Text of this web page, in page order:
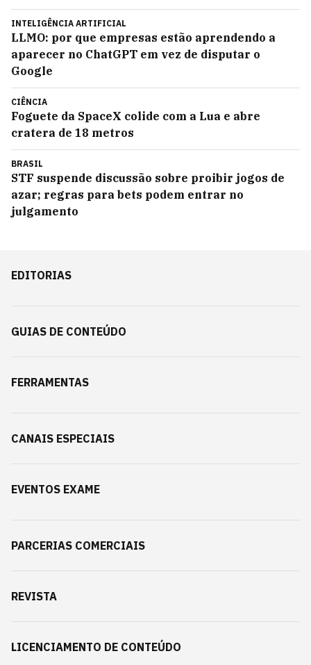
INTELIGÊNCIA ARTIFICIAL
LLMO: por que empresas estão aprendendo a
aparecer no ChatGPT em vez de disputar o
Google
CIÊNCIA
Foguete da SpaceX colide com a Lua e abre
cratera de 18 metros
BRASIL
STF suspende discussão sobre proibir jogos de
azar; regras para bets podem entrar no
julgamento
EDITORIAS
GUIAS DE CONTEÚDO
FERRAMENTAS
CANAIS ESPECIAIS
EVENTOS EXAME
PARCERIAS COMERCIAIS
REVISTA
LICENCIAMENTO DE CONTEÚDO